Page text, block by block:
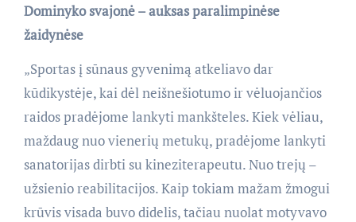
Dominyko svajonė – auksas paralimpinėse
žaidynėse
„Sportas į sūnaus gyvenimą atkeliavo dar
kūdikystėje, kai dėl neišnešiotumo ir vėluojančios
raidos pradėjome lankyti mankšteles. Kiek vėliau,
maždaug nuo vienerių metukų, pradėjome lankyti
sanatorijas dirbti su kineziterapeutu. Nuo trejų –
užsienio reabilitacijos. Kaip tokiam mažam žmogui
krūvis visada buvo didelis, tačiau nuolat motyvavo